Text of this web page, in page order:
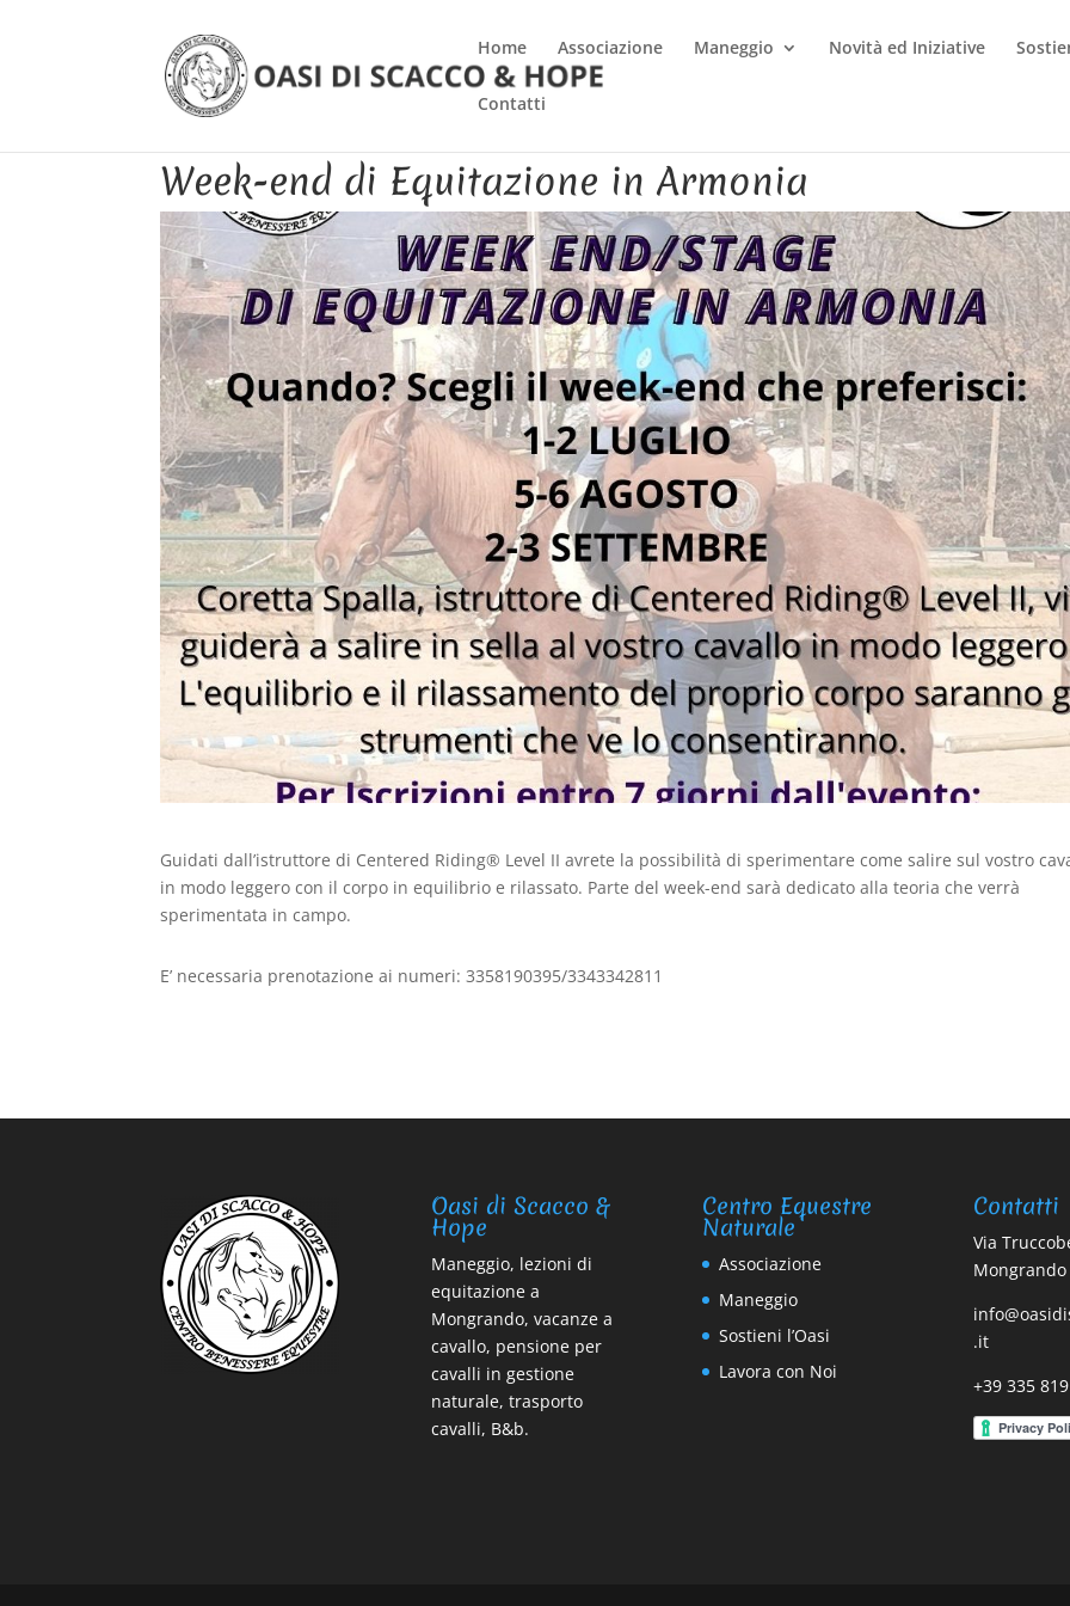
Home Associazione Maneggio Novità ed Iniziative
Contatti
Week-end di Equitazione in Armonia
Guidati dall’istruttore di Centered Riding® Level II avrete la possibilità di sperimentare come salire sul vostro
in modo leggero con il corpo in equilibrio e rilassato. Parte del week-end sarà dedicato alla teoria che verrà
sperimentata in campo.
E’ necessaria prenotazione ai numeri: 3358190395/3343342811
Oasi di Scacco &
Hope
Maneggio, lezioni di
equitazione a
Mongrando, vacanze a
cavallo, pensione per
cavalli in gestione
naturale, trasporto
cavalli, B&b.
Centro Equestre
Naturale
Associazione
Maneggio
Sostieni l’Oasi
Lavora con Noi
Contatti
Via
Mongrando
.it
+39 335